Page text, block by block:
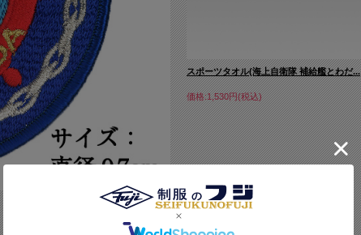
スポーツタオル(海上自衛隊 補給艦とわだ...
価格:1,530円(税込)